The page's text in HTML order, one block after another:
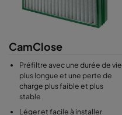
CamClose
Préfiltre avec une durée de vie
plus longue et une perte de
charge plus faible et plus
stable
Léger et facile à installer